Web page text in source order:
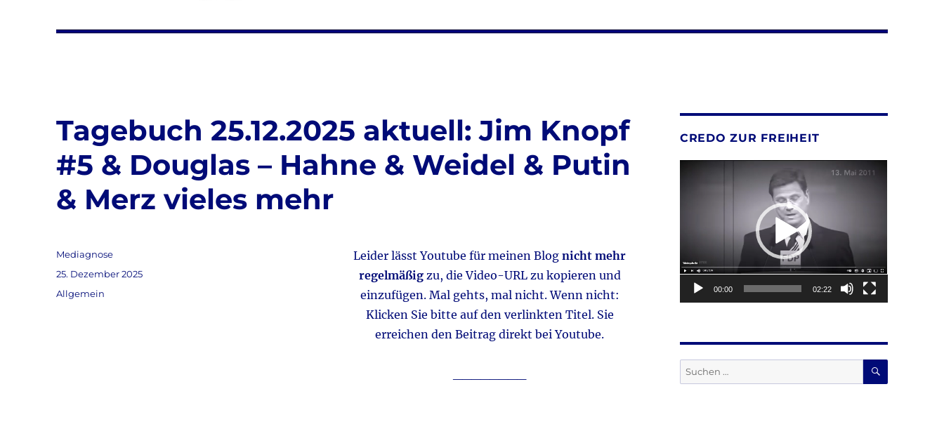
Tagebuch 25.12.2025 aktuell: Jim Knopf
#5 & Douglas – Hahne & Weidel & Putin
& Merz vieles mehr
Leider lässt Youtube für meinen Blognicht mehr
regelmäßigzu, die Video-URL zu kopieren und
einzufügen. Mal gehts, mal nicht. Wenn nicht:
Klicken Sie bitte auf den verlinkten Titel. Sie
erreichen den Beitrag direkt bei Youtube.
Autor
Mediagnose
Veröffentlicht
am
25. Dezember 2025
Kategorien
Allgemein
CREDO ZUR FREIHEIT
00:00 02:22
Suche
nach:
SUCHEN